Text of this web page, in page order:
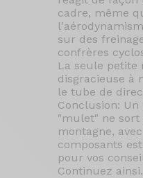
cadre, même
sur des
confrères
La seule petite
disgracieuse à
le tube de
Conclusion:
"mulet" ne sort
montagne,
composants
pour vos
Continuez